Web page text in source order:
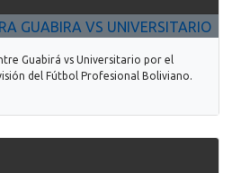
Guabirá vs Universitario por el
del Fútbol Profesional Boliviano.